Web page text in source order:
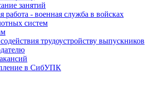
занятий
работа - военная служба в войсках
систем
трудоустройству выпускников
в СибУПК